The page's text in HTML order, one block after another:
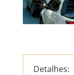
Detalhes: